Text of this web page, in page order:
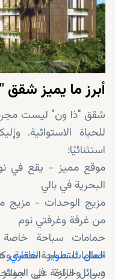
أبرز ما يميز شقق
شقق "ذا ون" ليست
للحياة الاستوائية.
استثنائيًا:
موقع مميز - يقع في
البحرية في بالي
مزيج الوحدات - مزيج
من غرفة وغرفتي نوم
حمامات سباحة
حمامات سباحة خاصة
وسائل الراحة في
المال للتطوير العقاري
دبي، وحائزة على